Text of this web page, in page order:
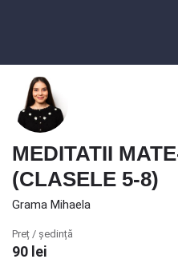
MEDITATII
(CLASELE 5-8)
Grama Mihaela
Preț / ședință
90 lei